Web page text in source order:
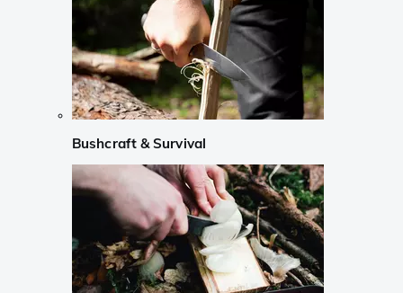
Bushcraft & Survival